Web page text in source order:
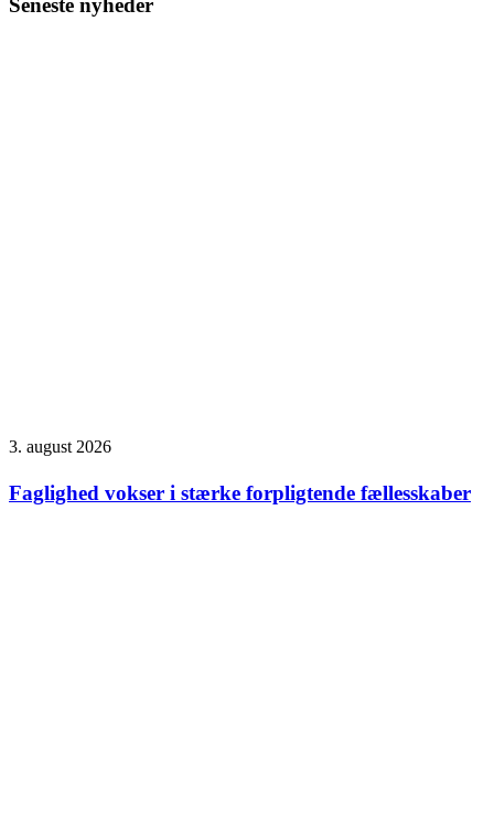
Seneste nyheder
3. august 2026
Faglighed vokser i stærke forpligtende fællesskaber